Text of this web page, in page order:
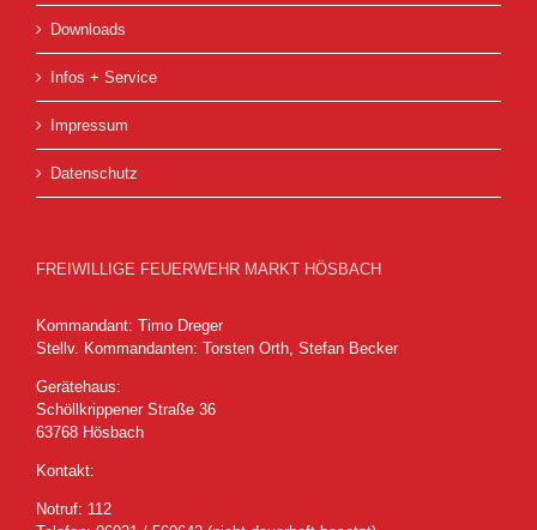
Downloads
Infos + Service
Impressum
Datenschutz
FREIWILLIGE FEUERWEHR MARKT HÖSBACH
Kommandant: Timo Dreger
Stellv. Kommandanten: Torsten Orth, Stefan Becker
Gerätehaus:
Schöllkrippener Straße 36
63768 Hösbach
Kontakt:
Notruf: 112